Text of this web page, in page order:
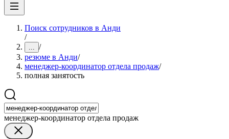
Поиск сотрудников в Анди
/
... /
резюме в Анди/
менеджер-координатор отдела продаж/
полная занятость
менеджер-координатор отдела продаж